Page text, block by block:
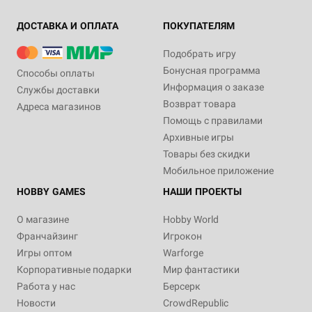
ДОСТАВКА И ОПЛАТА
Способы оплаты
Службы доставки
Адреса магазинов
ПОКУПАТЕЛЯМ
Подобрать игру
Бонусная программа
Информация о заказе
Возврат товара
Помощь с правилами
Архивные игры
Товары без скидки
Мобильное приложение
HOBBY GAMES
О магазине
Франчайзинг
Игры оптом
Корпоративные подарки
Работа у нас
Новости
НАШИ ПРОЕКТЫ
Hobby World
Игрокон
Warforge
Мир фантастики
Берсерк
CrowdRepublic